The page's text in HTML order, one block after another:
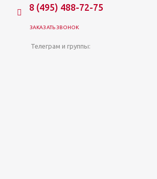
8 (495) 488-72-75
ЗАКАЗАТЬ ЗВОНОК
Телеграм и группы: